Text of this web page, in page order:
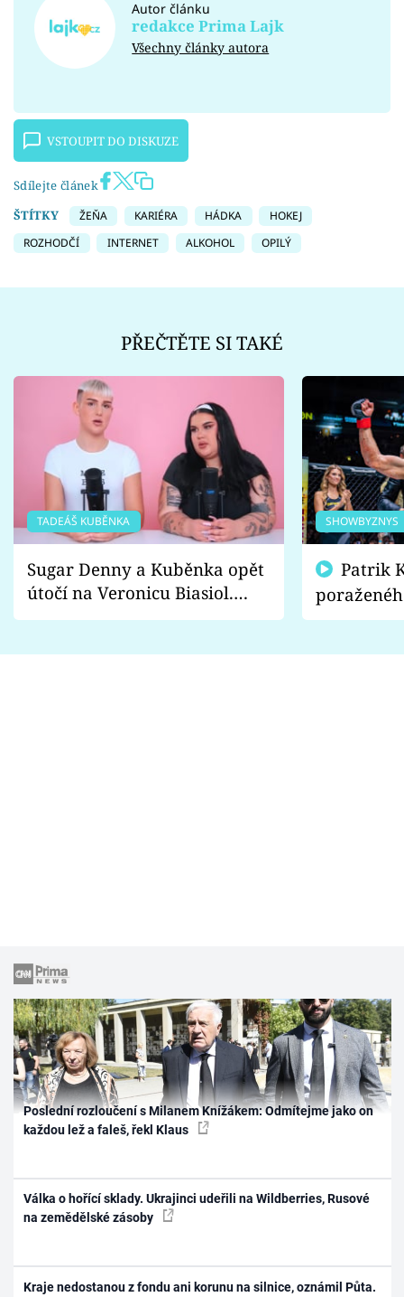
Autor článku
redakce Prima Lajk
Všechny články autora
VSTOUPIT DO DISKUZE
Sdílejte článek
ŠTÍTKY
ŽEŇA KARIÉRA HÁDKA
HOKEJ
ROZHODČÍ
INTERNET ALKOHOL OPILÝ
PŘEČTĚTE SI TAKÉ
TADEÁŠ KUBĚNKA
Sugar Denny a Kuběnka opět
útočí na Veronicu Biasiol.
Proč je podle nich falešná a
SHOWBYZNYS
fanoušci
Poslední rozloučení s Milanem Knížákem: Odmítejme jako on
každou lež a faleš, řekl Klaus
Válka o hořící sklady. Ukrajinci udeřili na Wildberries, Rusové
na zemědělské zásoby
Kraje nedostanou z fondu ani korunu na silnice, oznámil Půta.